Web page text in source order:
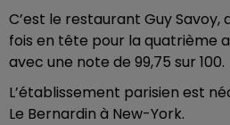
C’est le restaurant Guy Savoy,
fois en tête pour la quatrième
avec une note de 99,75 sur 100.
L’établissement parisien est
Le Bernardin à New-York.